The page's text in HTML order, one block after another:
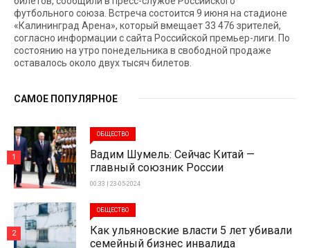
футбольного союза. Встреча состоится 9 июня на стадионе
«Калининград Арена», который вмещает 33 476 зрителей,
согласно информации с сайта Российской премьер-лиги. По
состоянию на утро понедельника в свободной продаже
оставалось около двух тысяч билетов.
САМОЕ ПОПУЛЯРНОЕ
ОБЩЕСТВО
Вадим Шумель: Сейчас Китай —
главный союзник России
00:33 | 23-05-2024
1
ОБЩЕСТВО
Как ульяновские власти 5 лет убивали
семейный бизнес инвалида
2